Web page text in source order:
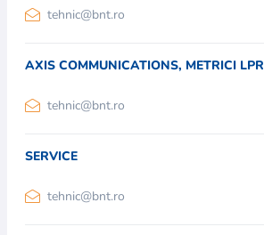
tehnic@bnt.ro
AXIS COMMUNICATIONS, METRICI LPR
tehnic@bnt.ro
SERVICE
tehnic@bnt.ro